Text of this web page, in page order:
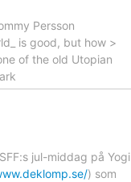
Persson
is good, but how >
of the old Utopian
jul-middag på Yogi
) som